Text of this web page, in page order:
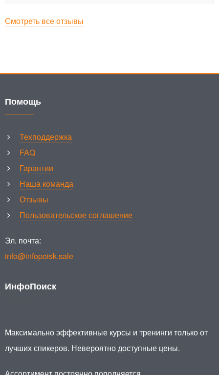
Смотреть все отзывы
Помощь
Техподдержка
FAQ
Гарантии
Наша команда
Отзывы
Пользовательское соглашение
Эл. почта:
info@infopoisk.sale
ИнфоПоиск
Максимально эффективные курсы и тренинги только от
лучших спикеров. Невероятно доступные цены.